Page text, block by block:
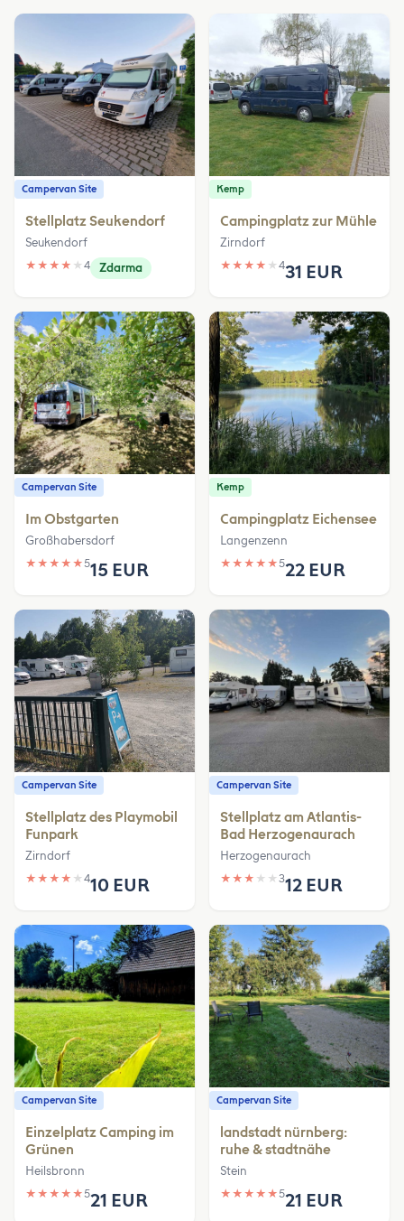
Campervan Site
Stellplatz Seukendorf
Seukendorf
★ ★ ★ ★ ★ 4 Zdarma
Kemp
Campingplatz zur Mühle
Zirndorf
★ ★ ★ ★ ★ 431 EUR
Campervan Site
Im Obstgarten
Großhabersdorf
★ ★ ★ ★ ★515 EUR
Kemp
Campingplatz Eichensee
Langenzenn
★ ★ ★ ★ ★522 EUR
Campervan Site
Stellplatz des Playmobil
Funpark
Zirndorf
★ ★ ★ ★ ★ 410 EUR
Campervan Site
Stellplatz am Atlantis-
Bad Herzogenaurach
Herzogenaurach
★ ★ ★ ★ ★ 312 EUR
Campervan Site
Einzelplatz Camping im
Grünen
Heilsbronn
★ ★ ★ ★ ★521 EUR
Campervan Site
landstadt nürnberg:
ruhe & stadtnähe
Stein
★ ★ ★ ★ ★521 EUR